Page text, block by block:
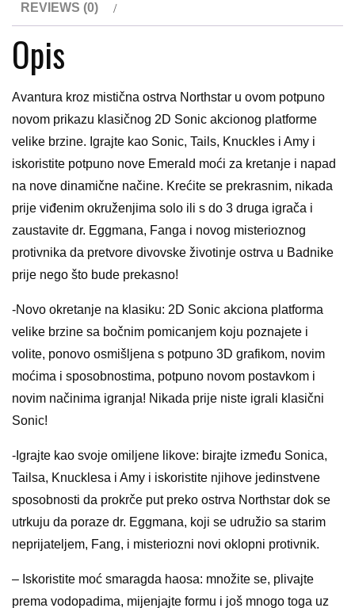
REVIEWS (0)
Opis
Avantura kroz mistična ostrva Northstar u ovom potpuno
novom prikazu klasičnog 2D Sonic akcionog platforme
velike brzine. Igrajte kao Sonic, Tails, Knuckles i Amy i
iskoristite potpuno nove Emerald moći za kretanje i napad
na nove dinamične načine. Krećite se prekrasnim, nikada
prije viđenim okruženjima solo ili s do 3 druga igrača i
zaustavite dr. Eggmana, Fanga i novog misterioznog
protivnika da pretvore divovske životinje ostrva u Badnike
prije nego što bude prekasno!
-Novo okretanje na klasiku: 2D Sonic akciona platforma
velike brzine sa bočnim pomicanjem koju poznajete i
volite, ponovo osmišljena s potpuno 3D grafikom, novim
moćima i sposobnostima, potpuno novom postavkom i
novim načinima igranja! Nikada prije niste igrali klasični
Sonic!
-Igrajte kao svoje omiljene likove: birajte između Sonica,
Tailsa, Knucklesa i Amy i iskoristite njihove jedinstvene
sposobnosti da prokrče put preko ostrva Northstar dok se
utrkuju da poraze dr. Eggmana, koji se udružio sa starim
neprijateljem, Fang, i misteriozni novi oklopni protivnik.
– Iskoristite moć smaragda haosa: množite se, plivajte
prema vodopadima, mijenjajte formu i još mnogo toga uz